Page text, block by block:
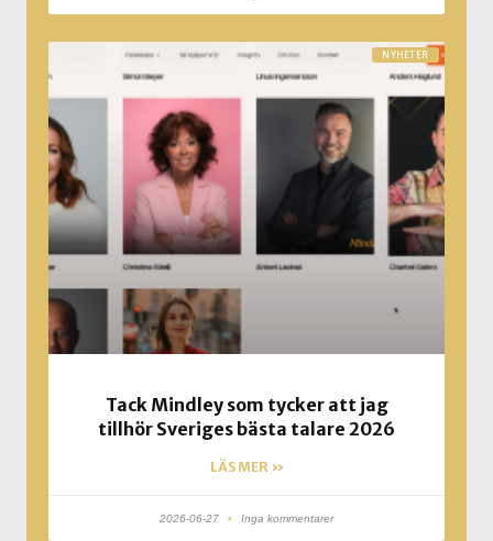
NYHETER
Tack Mindley som tycker att jag
tillhör Sveriges bästa talare 2026
LÄS MER »
2026-06-27 Inga kommentarer